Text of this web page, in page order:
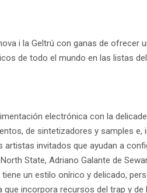
i la Geltrú con ganas de ofrecer
de todo el mundo en las listas
electrónica con la
de sintetizadores y samples
invitados que ayudan a
State, Adriano Galante de
tiene un estilo onírico y delicado,
incorpora recursos del trap y